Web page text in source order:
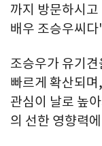
까지 방문하시
배우 조승우씨
조승우가 유기
빠르게 확산되
관심이 날로 높
의 선한 영향력